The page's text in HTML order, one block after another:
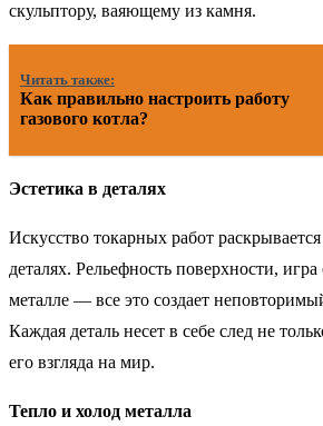
скульптору, ваяющему из камня.
Читать также:
Как правильно настроить работу
газового котла?
Эстетика в деталях
Искусство токарных работ
деталях. Рельефность поверхности, игра
металле — все это создает
Каждая деталь несет в себе след не
его взгляда на мир.
Тепло и холод металла